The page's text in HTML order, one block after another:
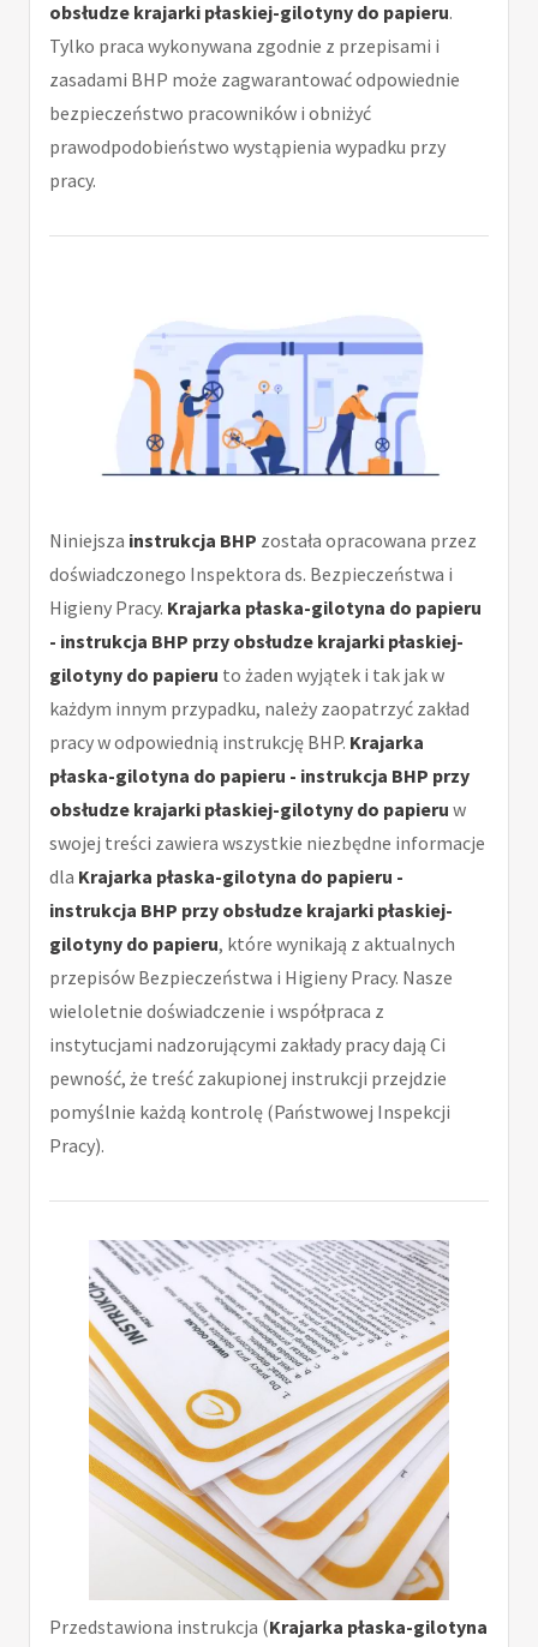
obsłudze krajarki płaskiej-gilotyny do papieru.
Tylko praca wykonywana zgodnie z przepisami i
zasadami BHP może zagwarantować odpowiednie
bezpieczeństwo pracowników i obniżyć
prawodpodobieństwo wystąpienia wypadku przy
pracy.
Niniejsza instrukcja BHP została opracowana przez
doświadczonego Inspektora ds. Bezpieczeństwa i
Higieny Pracy. Krajarka płaska-gilotyna do papieru
- instrukcja BHP przy obsłudze krajarki płaskiej-
gilotyny do papieru to żaden wyjątek i tak jak w
każdym innym przypadku, należy zaopatrzyć zakład
pracy w odpowiednią instrukcję BHP. Krajarka
płaska-gilotyna do papieru - instrukcja BHP przy
obsłudze krajarki płaskiej-gilotyny do papieru w
swojej treści zawiera wszystkie niezbędne informacje
dla Krajarka płaska-gilotyna do papieru -
instrukcja BHP przy obsłudze krajarki płaskiej-
gilotyny do papieru, które wynikają z aktualnych
przepisów Bezpieczeństwa i Higieny Pracy. Nasze
wieloletnie doświadczenie i współpraca z
instytucjami nadzorującymi zakłady pracy dają Ci
pewność, że treść zakupionej instrukcji przejdzie
pomyślnie każdą kontrolę (Państwowej Inspekcji
Pracy).
Przedstawiona instrukcja (Krajarka płaska-gilotyna